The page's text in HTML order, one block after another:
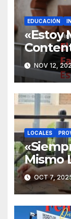
EDUCACIÓN
«Estoy
NOV 12,
LOCALES
Mismo
OCT 7,